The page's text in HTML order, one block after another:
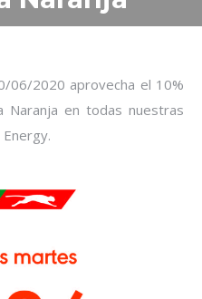
06/2020 aprovecha el 10%
en todas nuestras